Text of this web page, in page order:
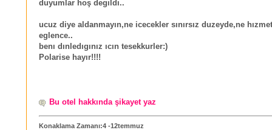
duyumlar hoş degıldı..
ucuz diye aldanmayın,ne icecekler sınırsız duzeyde,ne
eglence..
benı dınledıgınız ıcın tesekkurler:)
Polarise hayır!!!!
Bu otel hakkında şikayet yaz
Konaklama Zamanı:4 -12temmuz